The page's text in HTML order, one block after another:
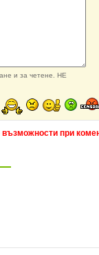
и за четене. НЕ
при